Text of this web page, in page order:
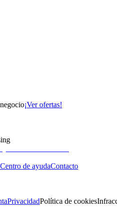
¡Ver ofertas!
Centro de ayudaContacto
PrivacidadPolítica de cookies